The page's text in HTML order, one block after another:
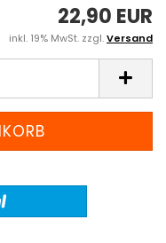
22,90 EUR
inkl. 19% MwSt. zzgl.Versand